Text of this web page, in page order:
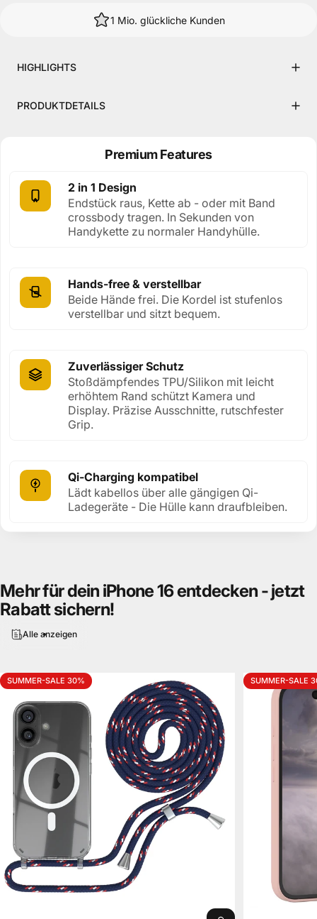
1 Mio. glückliche Kunden
HIGHLIGHTS
PRODUKTDETAILS
Premium Features
2 in 1 Design
Endstück raus, Kette ab - oder mit Band
crossbody tragen. In Sekunden von
Handykette zu normaler Handyhülle.
Hands-free & verstellbar
Beide Hände frei. Die Kordel ist stufenlos
verstellbar und sitzt bequem.
Zuverlässiger Schutz
Stoßdämpfendes TPU/Silikon mit leicht
erhöhtem Rand schützt Kamera und
Display. Präzise Ausschnitte, rutschfester
Grip.
Qi-Charging kompatibel
Lädt kabellos über alle gängigen Qi-
Ladegeräte - Die Hülle kann draufbleiben.
Mehrfürdein iPhone16entdecken -jetzt
Rabattsichern!
Alle anzeigen
SUMMER-SALE 30% SUMMER-SALE